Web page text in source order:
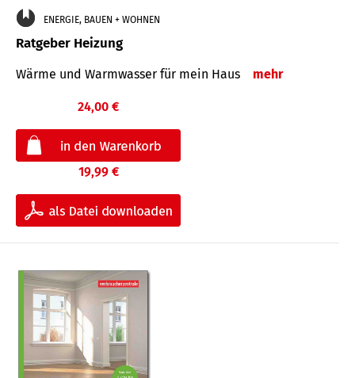
ENERGIE, BAUEN + WOHNEN
Ratgeber Heizung
Wärme und Warmwasser für mein Haus mehr
24,00 €
19,99 €